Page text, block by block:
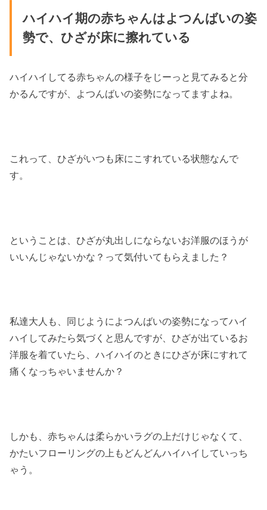
ハイハイ期の赤ちゃんはよつんばいの姿
勢で、ひざが床に擦れている
ハイハイしてる赤ちゃんの様子をじーっと見てみると分
かるんですが、よつんばいの姿勢になってますよね。
これって、ひざがいつも床にこすれている状態なんで
す。
ということは、ひざが丸出しにならないお洋服のほうが
いいんじゃないかな？って気付いてもらえました？
私達大人も、同じようによつんばいの姿勢になってハイ
ハイしてみたら気づくと思んですが、ひざが出ているお
洋服を着ていたら、ハイハイのときにひざが床にすれて
痛くなっちゃいませんか？
しかも、赤ちゃんは柔らかいラグの上だけじゃなくて、
かたいフローリングの上もどんどんハイハイしていっち
ゃう。